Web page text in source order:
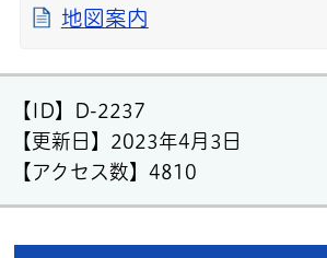
地図案内
【ID】
D-2237
【更新日】 2023年4月3日
【アクセス数】4810